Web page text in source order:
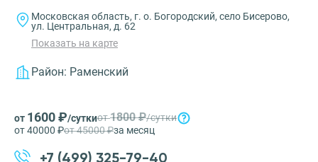
Московская область, г. о. Богородский, село Бисерово,
ул. Центральная, д. 62
Показать на карте
Район: Раменский
от 1600 ₽/суткиот1800 ₽/сутки
от 40000 ₽от 45000 ₽за месяц
+7 (499) 325-79-40